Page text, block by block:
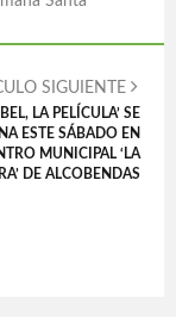
SIGUIENTE
LA PELÍCULA’ SE
ESTE SÁBADO EN
MUNICIPAL ‘LA
DE ALCOBENDAS